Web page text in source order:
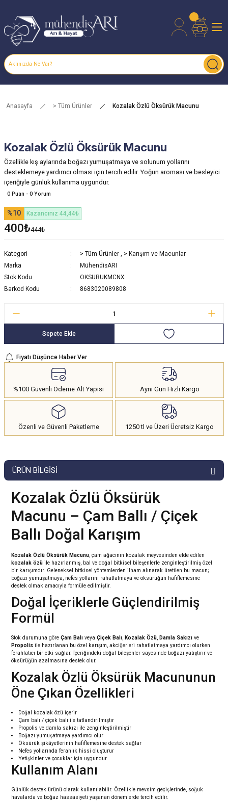
Anasayfa > Tüm Ürünler Kozalak Özlü Öksürük Macunu
Kozalak Özlü Öksürük Macunu
Özellikle kış aylarında boğazı yumuşatmaya ve solunum yollarını
desteklemeye yardımcı olması için tercih edilir. Yoğun aroması ve besleyici
içeriğiyle günlük kullanıma uygundur.
0 Puan - 0 Yorum
%10 Kazancınız 44,44₺
400₺444₺
Kategori > Tüm Ürünler , > Karışım ve Macunlar
Marka
MühendisARI
Stok Kodu
OKSURUKMCNX
Barkod Kodu
8683020089808
Sepete Ekle
Fiyatı Düşünce Haber Ver
%100 Güvenli Ödeme Alt Yapısı Aynı Gün Hızlı Kargo
Özenli ve Güvenli Paketleme 1250 tl ve Üzeri Ücretsiz Kargo
ÜRÜN BILGISI
Kozalak Özlü Öksürük
Macunu – Çam Ballı / Çiçek
Ballı Doğal Karışım
Kozalak Özlü Öksürük Macunu, çam ağacının kozalak meyvesinden elde edilen
kozalak özü ile hazırlanmış, bal ve doğal bitkisel bileşenlerle zenginleştirilmiş özel
bir karışımdır. Geleneksel bitkisel yöntemlerden ilham alınarak üretilen bu macun;
boğazı yumuşatmaya, nefes yollarını rahatlatmaya ve öksürüğün hafiflemesine
destek olmak amacıyla formüle edilmiştir.
Doğal İçeriklerle Güçlendirilmiş
Formül
Stok durumuna göre Çam Balı veya Çiçek Balı, Kozalak Özü, Damla Sakızı ve
Propolis ile hazırlanan bu özel karışım, akciğerleri rahatlatmaya yardımcı olurken
ferahlatıcı bir etki sağlar. İçeriğindeki doğal bileşenler sayesinde boğazı yatıştırır ve
öksürüğün azalmasına destek olur.
Kozalak Özlü Öksürük Macununun
Öne Çıkan Özellikleri
Doğal kozalak özü içerir
Çam balı / çiçek balı ile tatlandırılmıştır
Propolis ve damla sakızı ile zenginleştirilmiştir
Boğazı yumuşatmaya yardımcı olur
Öksürük şikâyetlerinin hafiflemesine destek sağlar
Nefes yollarında ferahlık hissi oluşturur
Yetişkinler ve çocuklar için uygundur
Kullanım Alanı
Günlük destek ürünü olarak kullanılabilir. Özellikle mevsim geçişlerinde, soğuk
havalarda ve boğaz hassasiyeti yaşanan dönemlerde tercih edilir.